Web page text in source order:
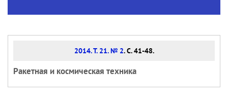
2014. Т. 21. № 2. С. 41-48.
Ракетная и космическая техника